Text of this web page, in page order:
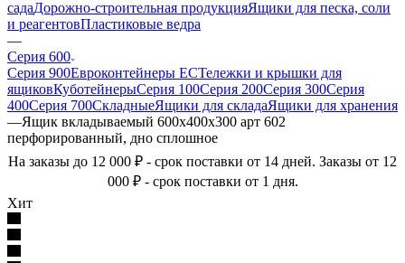
садаДорожно-строительная продукцияЯщики для песка, соли
и реагентовПластиковые ведра
—
Серия 600
Серия 900Евроконтейнеры ЕСТележки и крышки для
ящиковКуботейнерыСерия 100Серия 200Серия 300Серия
400Серия 700СкладныеЯщики для складаЯщики для хранения
—Ящик вкладываемый 600х400х300 арт 602
перфорированный, дно сплошное
На заказы до 12 000 ₽ - срок поставки от 14 дней. Заказы от 12
000 ₽ - срок поставки от 1 дня.
Хит